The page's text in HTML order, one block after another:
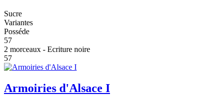
Sucre
Variantes
Posséde
57
2 morceaux - Ecriture noire
57
Armoiries d'Alsace I